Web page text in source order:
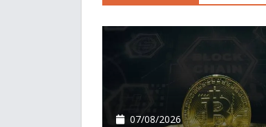
07/08/2026